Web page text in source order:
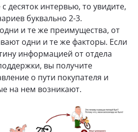
десяток интервью, то увидите,
буквально 2-3.
и те же преимущества, от
одни и те же факторы. Если
информацией от отдела
вы получите
о пути покупателя и
на нем возникают.